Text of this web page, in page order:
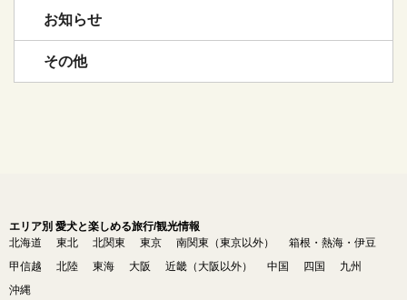
お知らせ
その他
エリア別 愛犬と楽しめる旅行/観光情報
北海道
東北 北関東 東京 南関東（東京以外）
箱根・熱海・伊豆
甲信越
北陸 東海 大阪 近畿（大阪以外） 中国 四国
九州
沖縄